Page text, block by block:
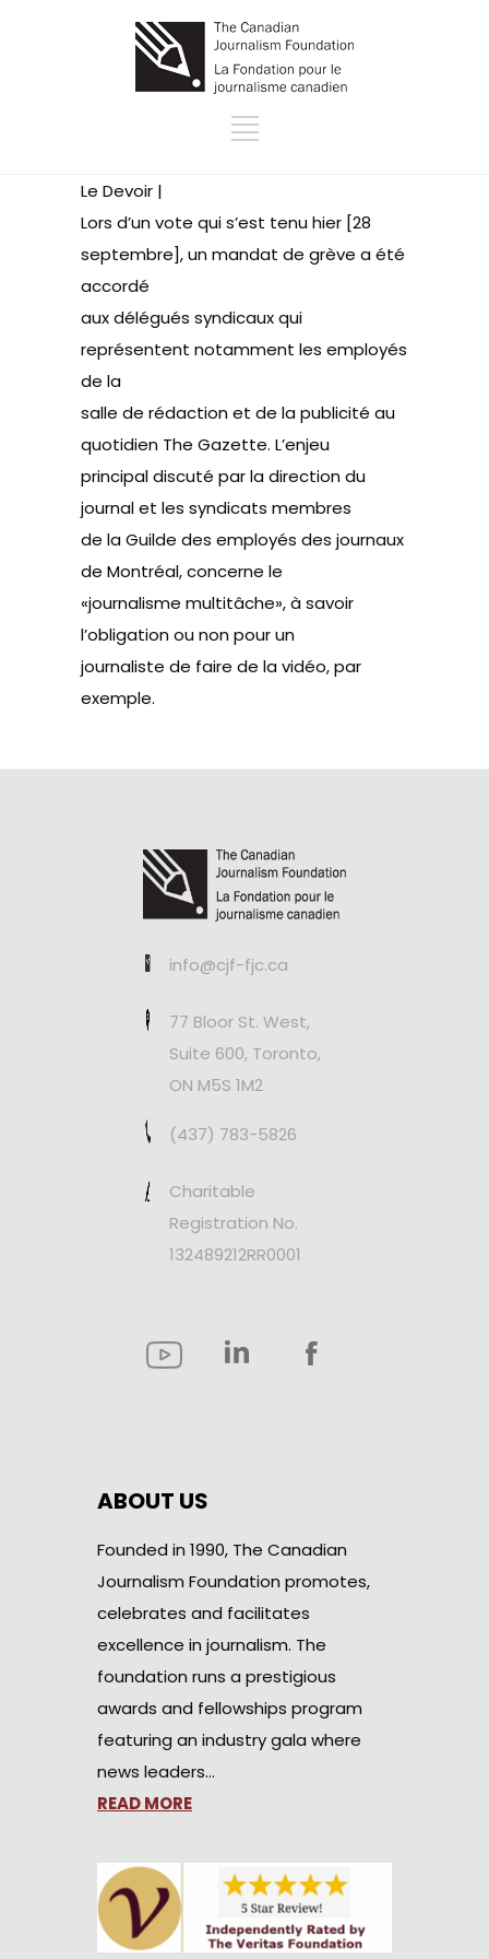
Le Devoir |
Lors d’un vote qui s’est tenu hier [28
septembre], un mandat de grève a été
accordé
aux délégués syndicaux qui
représentent notamment les employés
de la
salle de rédaction et de la publicité au
quotidien The Gazette. L’enjeu
principal discuté par la direction du
journal et les syndicats membres
de la Guilde des employés des journaux
de Montréal, concerne le
«journalisme multitâche», à savoir
l’obligation ou non pour un
journaliste de faire de la vidéo, par
exemple.
info@cjf-fjc.ca
77 Bloor St. West,
Suite 600, Toronto,
ON M5S 1M2
(437) 783-5826
Charitable
Registration No.
132489212RR0001
ABOUT US
Founded in 1990, The Canadian
Journalism Foundation promotes,
celebrates and facilitates
excellence in journalism. The
foundation runs a prestigious
awards and fellowships program
featuring an industry gala where
news leaders…
READ MORE